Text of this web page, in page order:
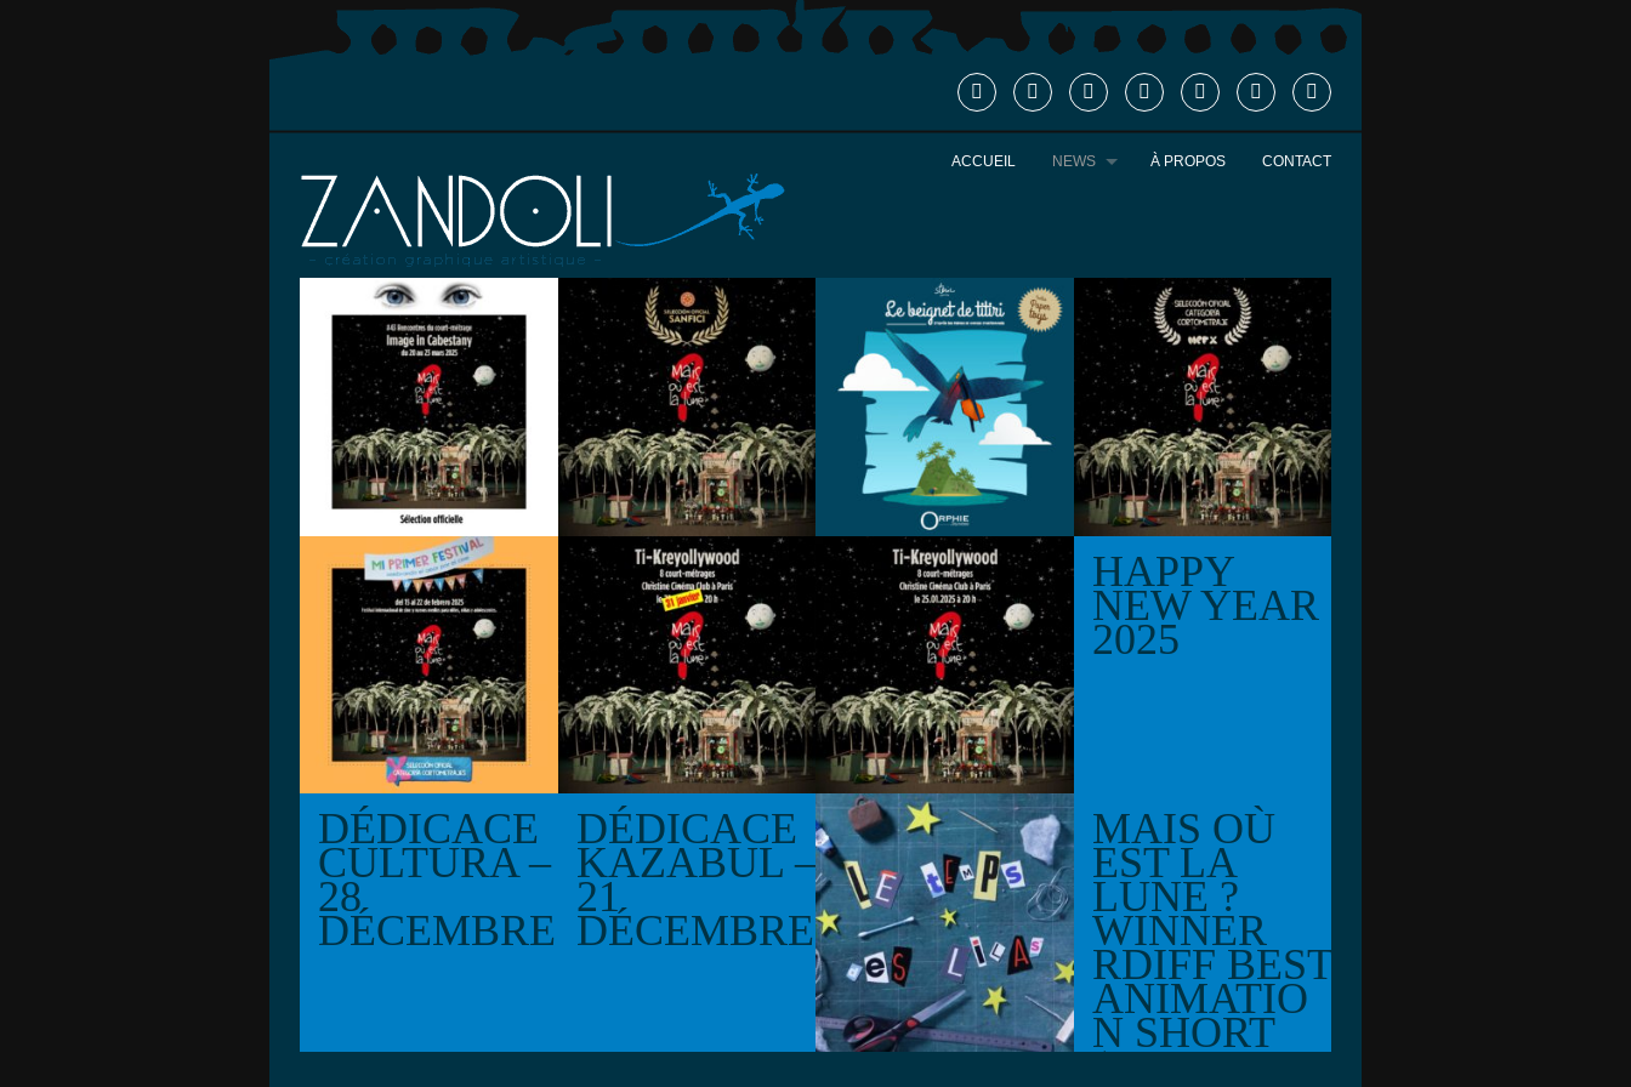
ACCUEIL NEWS À PROPOS CONTACT
IMAGE IN
CABESTAN
Y
SÉLECTION
OFFICIELL
E SANFICI
LE
BEIGNET
DE TITIRI |
TEASERS
SÉLECTION
OFFICIELL
E MI
PRIMER
FESTIVAL
MI PRIMER
FESTIVAL
TI-
KREYOLLY
WOOD
31.05.25
TI-
KREYOLLY
WOOD
25.01.25
HAPPY
NEW YEAR
2025
DÉDICACE
CULTURA –
28
DÉCEMBRE
DÉDICACE
KAZABUL –
21
DÉCEMBRE
LE TEMPS
DES LILAS
MAIS OÙ
EST LA
LUNE ?
WINNER
RDIFF BEST
ANIMATIO
N SHORT
(CHILDREN